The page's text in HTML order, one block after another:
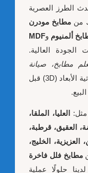
الطرز العصرية
من مطابخ مودرن
ألمنيوم وMDF
الجودة العالية.
مطابخ، صيانة
، مع توفير تصاميم ثلاثية الأبعاد (3D) قبل
العليا، الملقا،
العقيق، قرطبة،
العزيزية، الخليج،
مطابخ فلل فاخرة
حلولًا عملية